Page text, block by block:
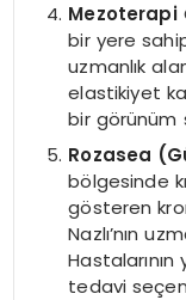
Mezoterapi
bir yere
uzmanlık
elastikiyet
bir görünüm
Rozasea
bölgesinde
gösteren
Nazlı’nın
tedavi